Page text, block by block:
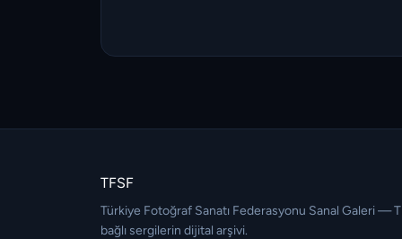
TFSF
Türkiye Fotoğraf Sanatı Federasyonu Sanal Galeri —
bağlı sergilerin dijital arşivi.